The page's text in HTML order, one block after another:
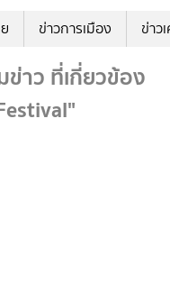
ข่าวการเมือง ข่าว
ข่าว ที่เกี่ยวข้อง